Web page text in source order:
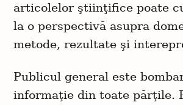
articolelor ştiinţifice poate
la o perspectivă asupra
metode, rezultate şi
Publicul general este
informaţie din toate părţile.